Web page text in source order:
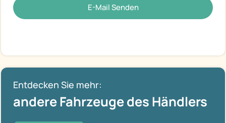
E-Mail Senden
Entdecken Sie mehr:
andere Fahrzeuge des Händlers